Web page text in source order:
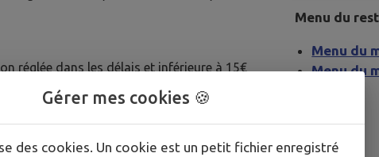
réglée dans les délais et inférieure à 15€
» dans l’onglet facture ne justifie pas
par courrier pour solder celle-ci par CB
Menu du
Menu du
Menu du
Gérer mes cookies 🍪
des cookies. Un cookie est un petit fichier enregistré